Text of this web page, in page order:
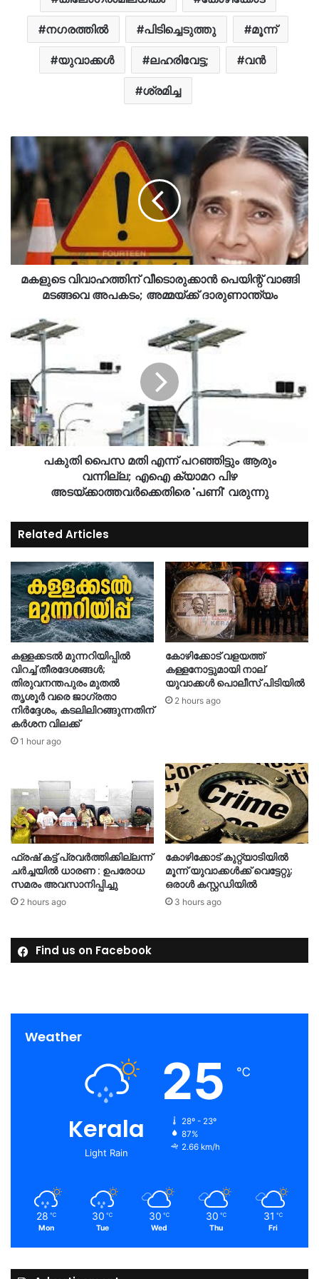
നഗരത്തിൽ പിടിച്ചെടുത്തു മൂന്ന്
യുവാക്കൾ ലഹരിവേട്ട; വന്‍
ശ്രമിച്ച
മകളുടെ വിവാഹത്തിന് വീടൊരുക്കാൻ പെയിന്റ് വാങ്ങി
മടങ്ങവെ അപകടം; അമ്മയ്ക്ക് ദാരുണാന്ത്യം
പകുതി പൈസ മതി എന്ന് പറഞ്ഞിട്ടും ആരും
വന്നില്ല; എഐ ക്യാമറ പിഴ
അടയ്ക്കാത്തവർക്കെതിരെ 'പണി' വരുന്നു
Related Articles
കള്ളക്കടൽ മുന്നറിയിപ്പിൽ
വിറച്ച് തീരദേശങ്ങൾ;
തിരുവനന്തപുരം മുതൽ
തൃശൂർ വരെ ജാഗ്രതാ
നിർദ്ദേശം, കടലിലിറങ്ങുന്നതിന്
കര്‍ശന വിലക്ക്
1 hour ago
കോഴിക്കോട് വളയത്ത്
കള്ളനോട്ടുമായി നാല്
യുവാക്കൾ പൊലീസ് പിടിയിൽ
2 hours ago
ഫ്രഷ് കട്ട് പ്രവർത്തിക്കില്ലന്ന്
ചർച്ചയിൽ ധാരണ : ഉപരോധ
സമരം അവസാനിപ്പിച്ചു
2 hours ago
കോഴിക്കോട് കുറ്റ്യാടിയിൽ
മൂന്ന് യുവാക്കൾക്ക് വെട്ടേറ്റു;
ഒരാൾ കസ്റ്റഡിയിൽ
3 hours ago
Find us on Facebook
Weather
Kerala
Light Rain
25 ℃
28º - 23º
87%
2.66 km/h
28 ℃
Mon
30 ℃
Tue
30 ℃
Wed
30 ℃
Thu
31 ℃
Fri